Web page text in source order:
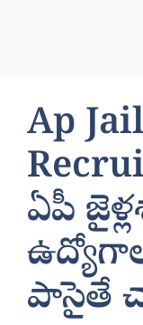
Ap
ఏపీ
పాసైతే